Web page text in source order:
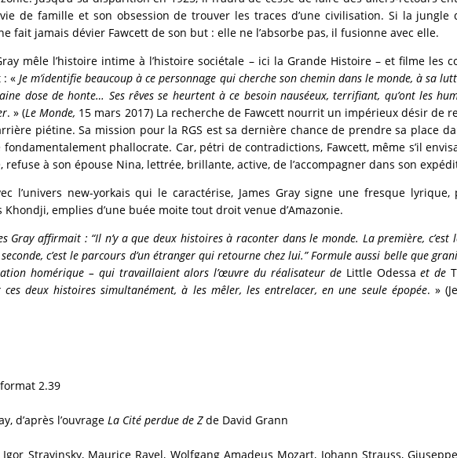
de famille et son obsession de trouver les traces d’une civilisation. Si la jungle
fait jamais dévier Fawcett de son but : elle ne l’absorbe pas, il fusionne avec elle.
mêle l’histoire intime à l’histoire sociétale – ici la Grande Histoire – et filme les
: «Je m’identifie beaucoup à ce personnage qui cherche son chemin dans le monde, à sa
dose de honte… Ses rêves se heurtent à ce besoin nauséeux, terrifiant, qu’ont les
. » (Le Monde, 15 mars 2017) La recherche de Fawcett nourrit un impérieux désir de
piétine. Sa mission pour la RGS est sa dernière chance de prendre sa place
phallocrate. Car, pétri de contradictions, Fawcett, même s’il
à son épouse Nina, lettrée, brillante, active, de l’accompagner dans son
l’univers new-yorkais qui le caractérise, James Gray signe une fresque lyrique,
emplies d’une buée moite tout droit venue d’Amazonie.
Gray affirmait : “Il n’y a que deux histoires à raconter dans le monde. La première, c’est
c’est le parcours d’un étranger qui retourne chez lui.” Formule aussi belle que
homérique – qui travaillaient alors l’œuvre du réalisateur de Little Odessa et de
deux histoires simultanément, à les mêler, les entrelacer, en une seule épopée. »
2.39
d’après l’ouvrage La Cité perdue de Zde David Grann
Stravinsky, Maurice Ravel, Wolfgang Amadeus Mozart, Johann Strauss,